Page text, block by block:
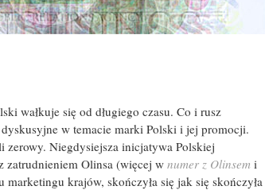
wałkuje się od długiego czasu. Co i rusz
w temacie marki Polski i jej promocji.
zerowy. Niegdysiejsza inicjatywa Polskiej
zatrudnieniem Olinsa (więcej w numer z Olinsem i
marketingu krajów, skończyła się jak się skończyła